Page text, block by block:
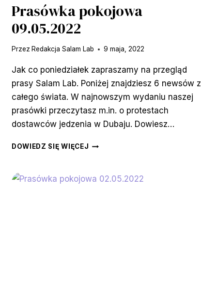
Prasówka pokojowa
09.05.2022
Przez Redakcja Salam Lab 9 maja, 2022
Jak co poniedziałek zapraszamy na przegląd
prasy Salam Lab. Poniżej znajdziesz 6 newsów z
całego świata. W najnowszym wydaniu naszej
prasówki przeczytasz m.in. o protestach
dostawców jedzenia w Dubaju. Dowiesz…
DOWIEDZ SIĘ WIĘCEJ PRASÓWKA